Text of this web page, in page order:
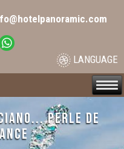
LANGUAGE
PERLE DE